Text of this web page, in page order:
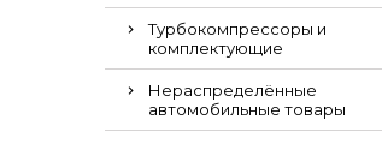
Турбокомпрессоры и
комплектующие
Нераспределённые
автомобильные товары